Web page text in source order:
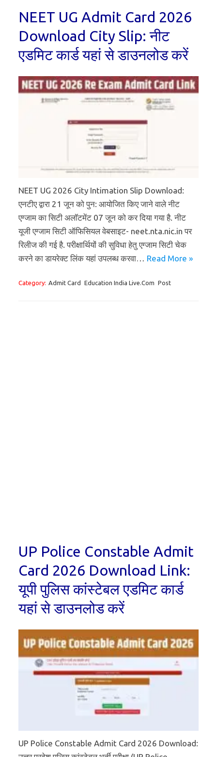
NEET UG Admit Card 2026
Download City Slip: नीट
एडमिट कार्ड यहां से डाउनलोड करें
NEET UG 2026 City Intimation Slip Download:
एनटीए द्वारा 21 जून को पुन: आयोजित किए जाने वाले नीट
एग्जाम का सिटी अलॉटमेंट 07 जून को कर दिया गया है. नीट
यूजी एग्जाम सिटी ऑफिसियल वेबसाइट- neet.nta.nic.in पर
रिलीज की गई है. परीक्षार्थियों की सुविधा हेतु एग्जाम सिटी चेक
करने का डायरेक्ट लिंक यहां उपलब्ध करवा… Read More »
Category: Admit Card Education India Live.Com Post
UP Police Constable Admit
Card 2026 Download Link:
यूपी पुलिस कांस्टेबल एडमिट कार्ड
यहां से डाउनलोड करें
UP Police Constable Admit Card 2026 Download: